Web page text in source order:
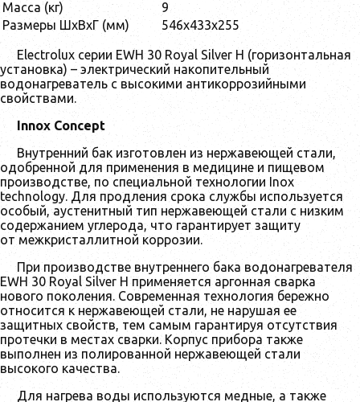
Масса (кг)
9
Размеры ШхВхГ (мм)
546x433x255
Electrolux серии EWH 30 Royal Silver H (горизонтальная
установка) – электрический накопительный
водонагреватель с высокими антикоррозийными
свойствами.
Innox Concept
Внутренний бак изготовлен из нержавеющей стали,
одобренной для применения в медицине и пищевом
производстве, по специальной технологии Inox
technology. Для продления срока службы используется
особый, аустенитный тип нержавеющей стали с низким
содержанием углерода, что гарантирует защиту
от межкристаллитной коррозии.
При производстве внутреннего бака водонагревателя
EWH 30 Royal Silver H применяется аргонная сварка
нового поколения. Современная технология бережно
относится к нержавеющей стали, не нарушая ее
защитных свойств, тем самым гарантируя отсутствия
протечки в местах сварки. Корпус прибора также
выполнен из полированной нержавеющей стали
высокого качества.
Для нагрева воды используются медные, а также